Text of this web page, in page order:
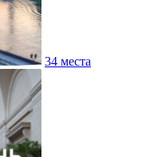
34 места